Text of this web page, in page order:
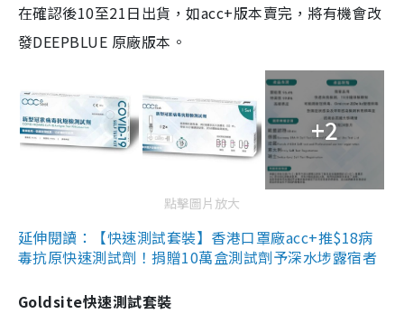
在確認後10至21日出貨，如acc+版本賣完，將有機會改
發DEEPBLUE 原廠版本。
+2
點擊圖片放大
延伸閱讀：【快速測試套裝】香港口罩廠acc+推$18病
毒抗原快速測試劑！捐贈10萬盒測試劑予深水埗露宿者
Goldsite快速測試套裝